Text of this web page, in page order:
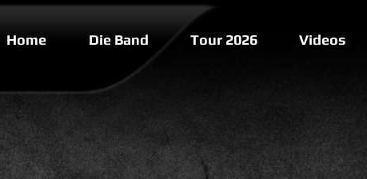
Home Die Band Tour 2026 Videos